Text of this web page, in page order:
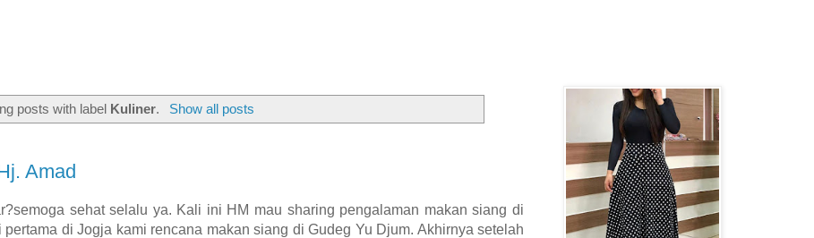
posts with label Kuliner. Show all posts
Amad
sehat selalu ya. Kali ini HM mau sharing pengalaman makan siang di
di Jogja kami rencana makan siang di Gudeg Yu Djum. Akhirnya setelah